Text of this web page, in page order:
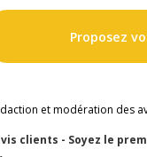
Proposez
et modération des
clients - Soyez le